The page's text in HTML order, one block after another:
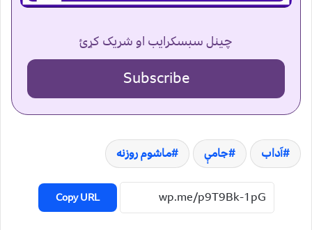
چینل سبسکرایب او شریک کړئ
Subscribe
آداب جامې ماشوم روزنه
Copy URL